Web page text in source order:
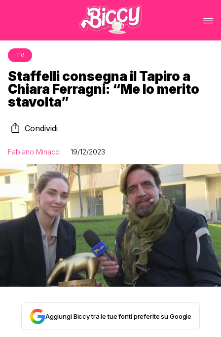
TV
Staffelli consegna il Tapiro a
Chiara Ferragni: “Me lo merito
stavolta”
Condividi
Fabiano Minacci 19/12/2023
Aggiungi Biccy tra le tue fonti preferite su Google